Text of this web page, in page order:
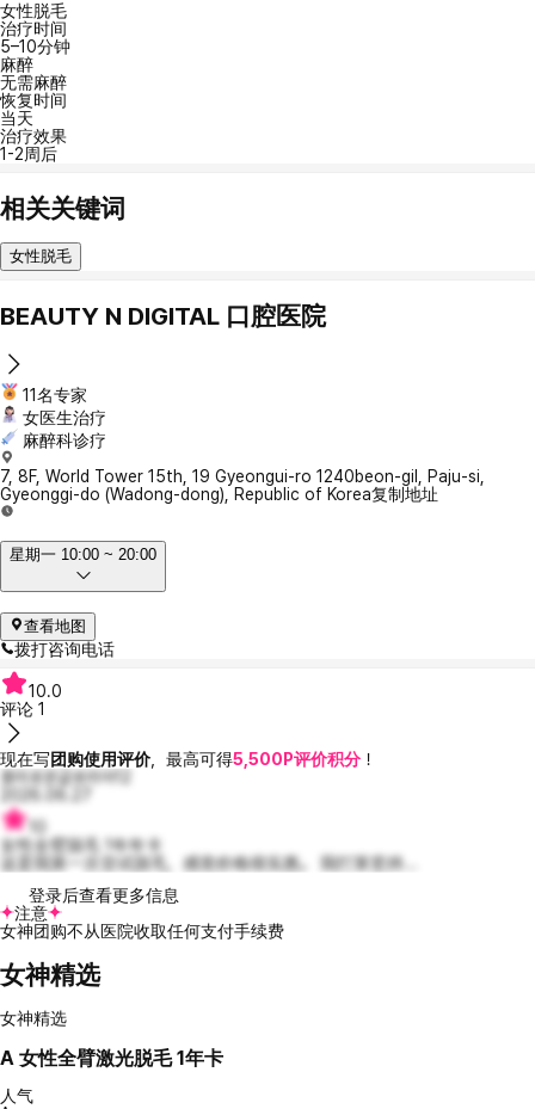
女性脱毛
治疗时间
5–10分钟
麻醉
无需麻醉
恢复时间
当天
治疗效果
1-2周后
相关关键词
女性脱毛
BEAUTY N DIGITAL 口腔医院
11名专家
女医生治疗
麻醉科诊疗
7, 8F, World Tower 15th, 19 Gyeongui-ro 1240beon-gil, Paju-si,
Gyeonggi-do (Wadong-dong), Republic of Korea复制地址
星期一 10:00 ~ 20:00
查看地图
拨打咨询电话
10.0
评论 1
现在写团购使用评价 ，最高可得5,500P评价积分 ！
흥미로운글로리아12
女性全臂脱毛 1年年卡
这是我第一次尝试脱毛，感觉价格很实惠。 我打算坚持...
登录后查看更多信息
注意
女神团购不从医院收取任何支付手续费
女神精选
女神精选
A 女性全臂激光脱毛 1年卡
人气